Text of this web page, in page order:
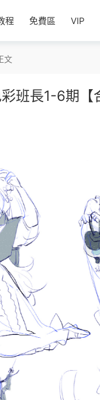
程 免費區 VIP
文
班長1-6期【